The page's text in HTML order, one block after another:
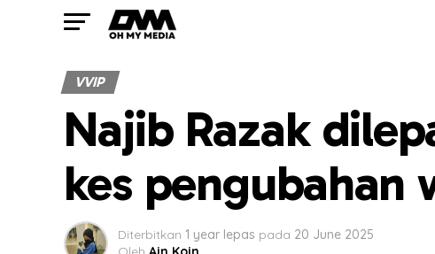
VVIP
Najib Razak
kes pengubahan
Diterbitkan 1 year lepas pada 20 June 2025